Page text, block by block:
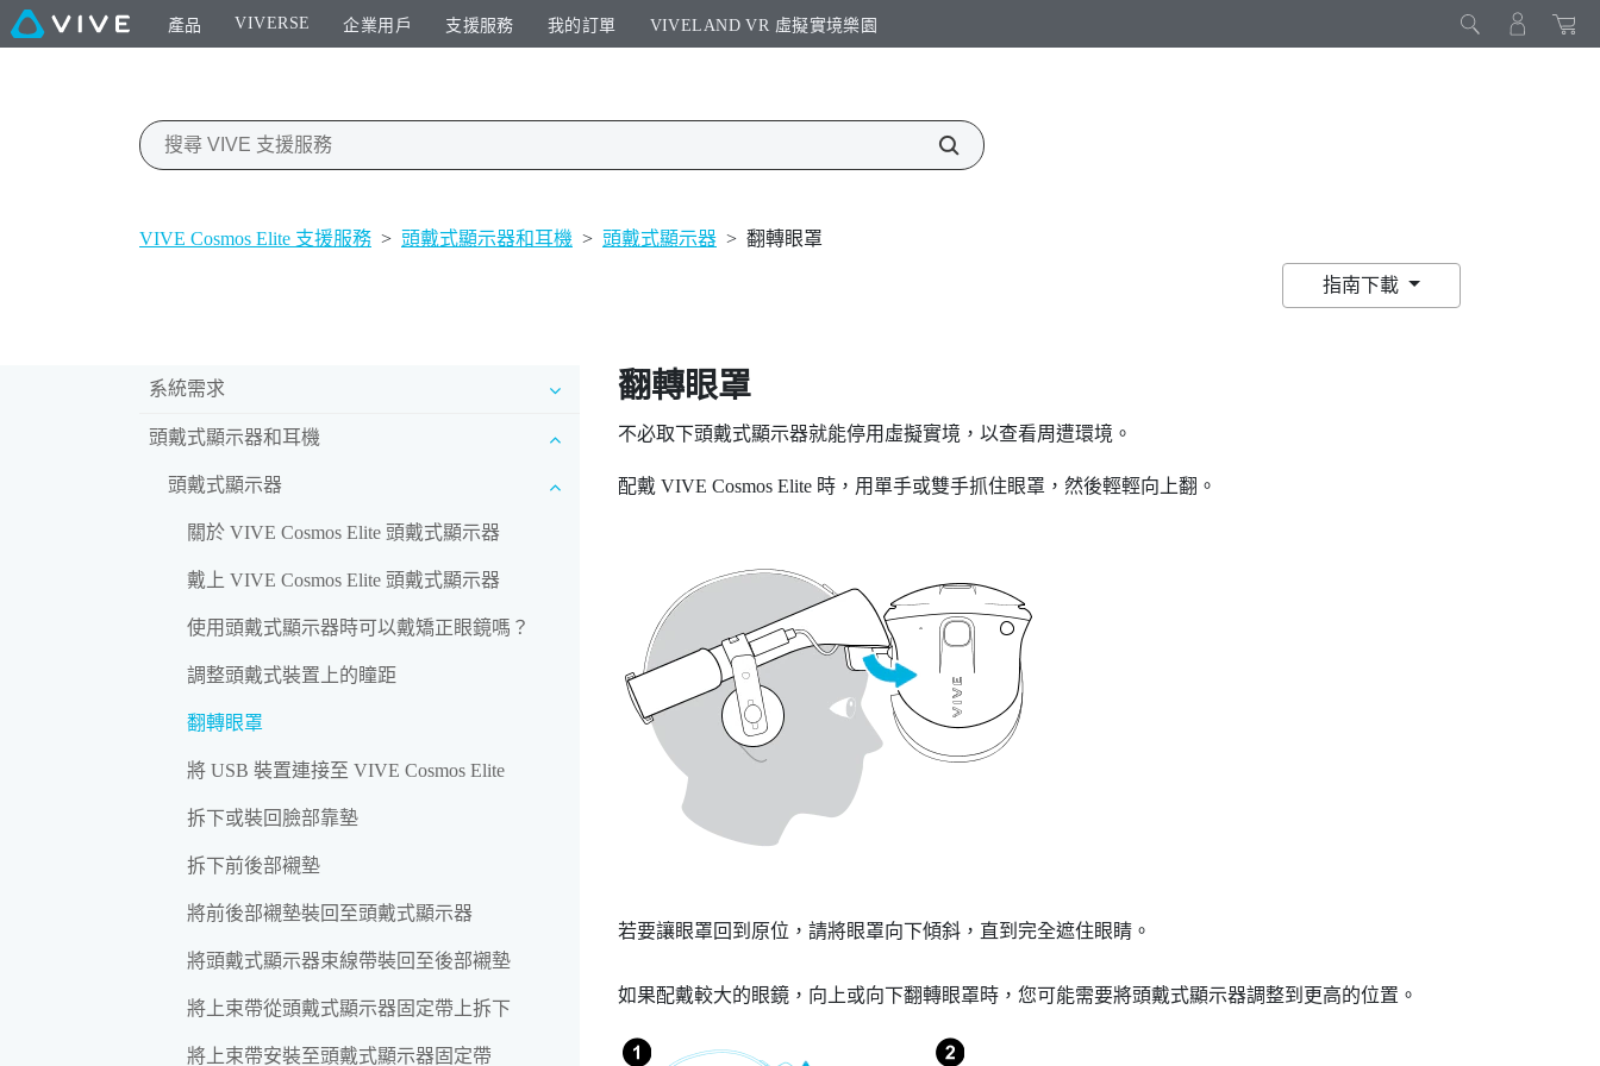
產品 VIVERSE 企業用戶 支援服務 我的訂單 VIVELAND VR 虛擬實境樂園​
VIVE Cosmos Elite 支援服務 > 頭戴式顯示器和耳機 > 頭戴式顯示器 > 翻轉眼罩
指南下載
系統需求
頭戴式顯示器和耳機
頭戴式顯示器
關於 VIVE Cosmos Elite 頭戴式顯示器
戴上 VIVE Cosmos Elite 頭戴式顯示器
使用頭戴式顯示器時可以戴矯正眼鏡嗎？
調整頭戴式裝置上的瞳距
翻轉眼罩
將 USB 裝置連接至 VIVE Cosmos Elite
拆下或裝回臉部靠墊
拆下前後部襯墊
將前後部襯墊裝回至頭戴式顯示器
將頭戴式顯示器束線帶裝回至後部襯墊
將上束帶從頭戴式顯示器固定帶上拆下
將上束帶安裝至頭戴式顯示器固定帶
翻轉眼罩
不必取下頭戴式顯示器就能停用虛擬實境，以查看周遭環境。
配戴 VIVE Cosmos Elite時，用單手或雙手抓住眼罩，然後輕輕向上翻。
若要讓眼罩回到原位，請將眼罩向下傾斜，直到完全遮住眼睛。
如果配戴較大的眼鏡，向上或向下翻轉眼罩時，您可能需要將頭戴式顯示器調整到更高的位置。